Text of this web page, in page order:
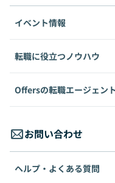
イベント情報
転職に役立つノウハウ
Offersの転職エージェント
お問い合わせ
ヘルプ・よくある質問